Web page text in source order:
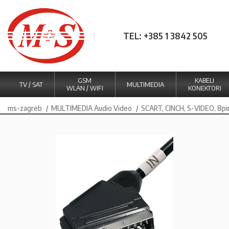
TEL: +385 1 3842 505
TV / SAT
GSM
WLAN / WIFI
MULTIMEDIA
KABELI
KONEKTORI
ms-zagreb MULTIMEDIA Audio Video SCART, CINCH, S-VIDEO,